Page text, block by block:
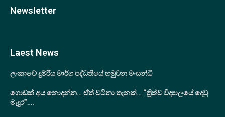
Newsletter
Laest News
ලංකාවේ දුම්රිය මාර්ග පද්ධතියේ හමුවන මංසන්ධි
ගොඩක් අය නොදන්න… ඒත් වටිනා තැනක්… “ත්‍රිත්ව විද්‍යාලයේ දෙවු
මැදුර”….